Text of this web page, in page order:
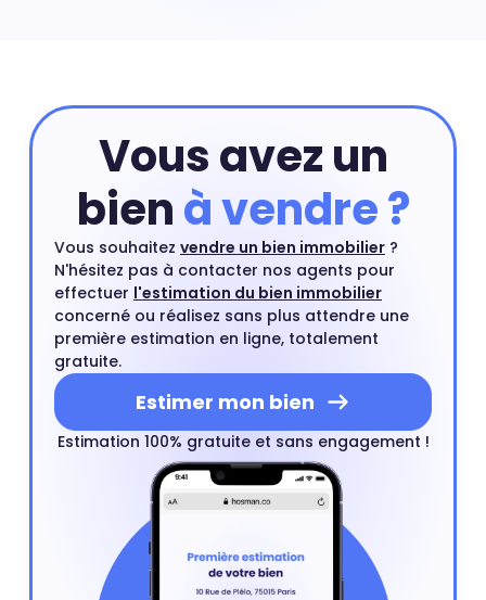
gratuit et sans engagement.
Vous avez un
bienà vendre ?
Vous souhaitez vendre un bien immobilier ?
N'hésitez pas à contacter nos agents pour
effectuer l'estimation du bien immobilier
concerné ou réalisez sans plus attendre une
première estimation en ligne, totalement
gratuite.
Estimer mon bien
Estimation 100% gratuite et sans engagement !